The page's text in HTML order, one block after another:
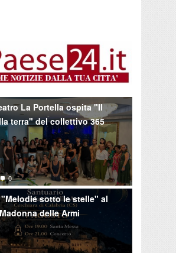
La Portella ospita "Il
terra" del collettivo 365
0
"Melodie sotto le stelle" al
delle Armi